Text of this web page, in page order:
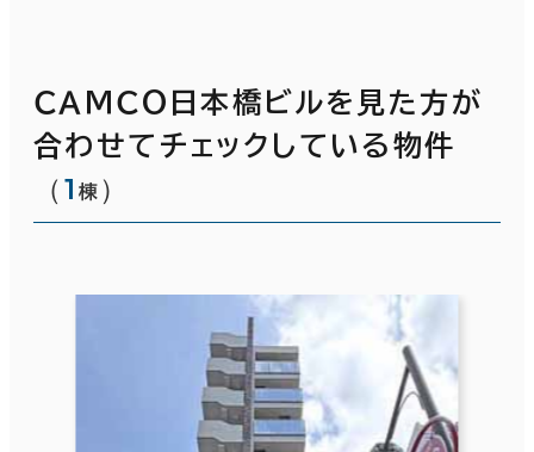
ＣＡＭＣＯ日本橋ビルを見た方が
合わせてチェックしている物件
（1 棟 ）